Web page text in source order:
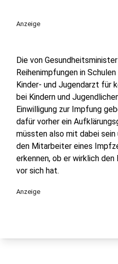
Anzeige
Die von
Reihenimpfungen in
Kinder- und Jugendarzt für
bei Kindern und
Einwilligung zur Impfung
dafür vorher ein
müssten also mit dabei
den Mitarbeiter eines
erkennen, ob er wirklich
vor sich hat.
Anzeige